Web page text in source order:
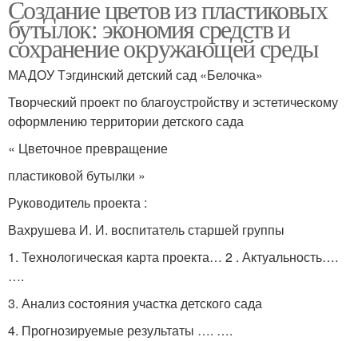
Создание цветов из пластиковых
бутылок: экономия средств и
сохранение окружающей среды
МАДОУ Тэгдинский детский сад «Белочка»
Творческий проект по благоустройству и эстетическому
оформлению территории детского сада
« Цветочное превращение
пластиковой бутылки »
Руководитель проекта :
Вахрушева И. И. воспитатель старшей группы
1. Технологическая карта проекта… 2 . Актуальность….
….
3. Анализ состояния участка детского сада
4. Прогнозируемые результаты …. ….